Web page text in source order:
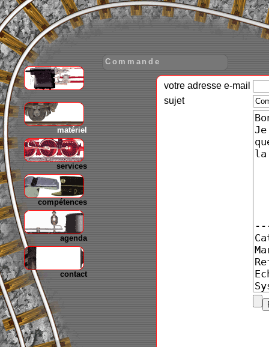
matériel
services
compétences
agenda
contact
Commande
votre adresse e-mail
sujet